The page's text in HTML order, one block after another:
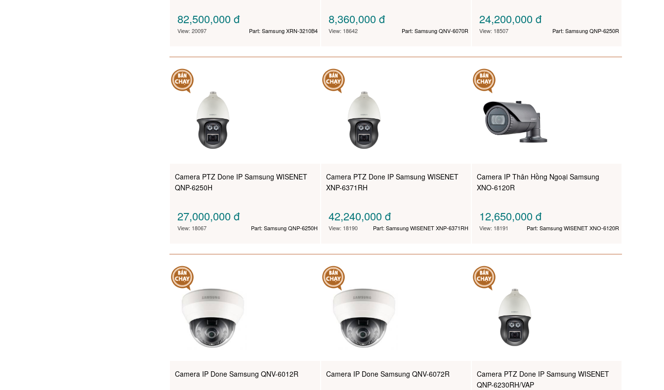
82,500,000đ
View: 20097 Part: Samsung XRN-3210B4
8,360,000đ
View: 18642 Part: Samsung QNV-6070R
24,200,000đ
View: 18507 Part: Samsung QNP-6250R
Camera PTZ Done IP Samsung WISENET
QNP-6250H
27,000,000đ
View: 18067 Part: Samsung QNP-6250H
Camera PTZ Done IP Samsung WISENET
XNP-6371RH
42,240,000đ
View: 18190 Part: Samsung WISENET XNP-6371RH
Camera IP Thân Hồng Ngoại Samsung
XNO-6120R
12,650,000đ
View: 18191 Part: Samsung WISENET XNO-6120R
Camera IP Done Samsung QNV-6012R Camera IP Done Samsung QNV-6072R
Camera PTZ Done IP Samsung WISENET
QNP-6230RH/VAP